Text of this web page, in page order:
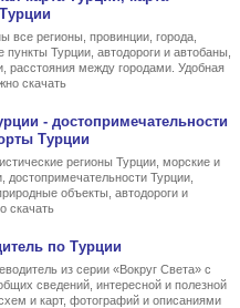
все регионы, провинции, города,
Турции, автодороги и автобаны,
расстояния между городами. Удобная
скачать
- достопримечательности
Турции
регионы Турции, морские и
Турции,
объекты, автодороги и
скачать
по Турции
из серии «Вокруг Света» с
сведений, интересной и полезной
и карт, фотографий и описаниями